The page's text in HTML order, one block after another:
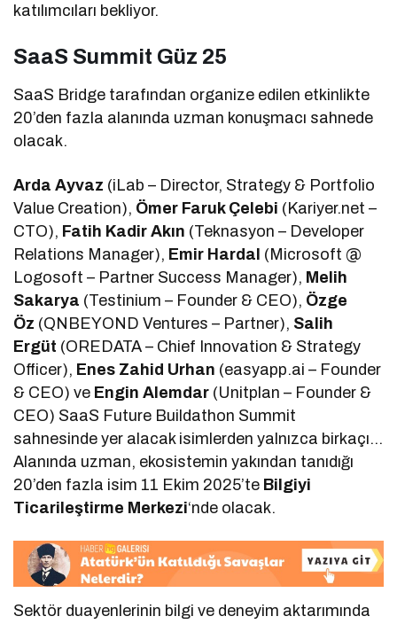
katılımcıları bekliyor.
SaaS Summit Güz 25
SaaS Bridge tarafından organize edilen etkinlikte
20’den fazla alanında uzman konuşmacı sahnede
olacak.
Arda Ayvaz (iLab – Director, Strategy & Portfolio
Value Creation), Ömer Faruk Çelebi (Kariyer.net –
CTO), Fatih Kadir Akın (Teknasyon – Developer
Relations Manager), Emir Hardal (Microsoft @
Logosoft – Partner Success Manager), Melih
Sakarya (Testinium – Founder & CEO), Özge
Öz (QNBEYOND Ventures – Partner), Salih
Ergüt (OREDATA – Chief Innovation & Strategy
Officer), Enes Zahid Urhan (easyapp.ai – Founder
& CEO) ve Engin Alemdar (Unitplan – Founder &
CEO) SaaS Future Buildathon Summit
sahnesinde yer alacak isimlerden yalnızca birkaçı…
Alanında uzman, ekosistemin yakından tanıdığı
20’den fazla isim 11 Ekim 2025’te Bilgiyi
Ticarileştirme Merkezi‘nde olacak.
Sektör duayenlerinin bilgi ve deneyim aktarımında